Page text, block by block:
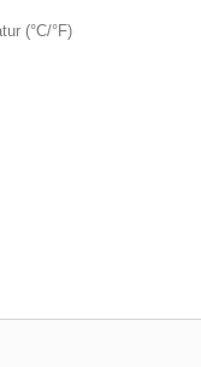
(°C/°F)